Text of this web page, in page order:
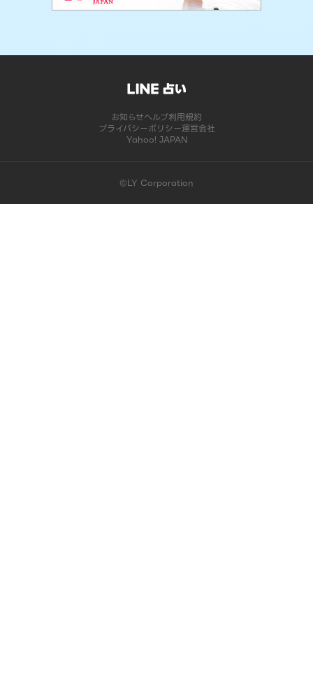
お知らせヘルプ利用規約
プライバシーポリシー運営会社
Yahoo! JAPAN
©LY Corporation
このコンテンツは掲載が終了しました | LINE占い